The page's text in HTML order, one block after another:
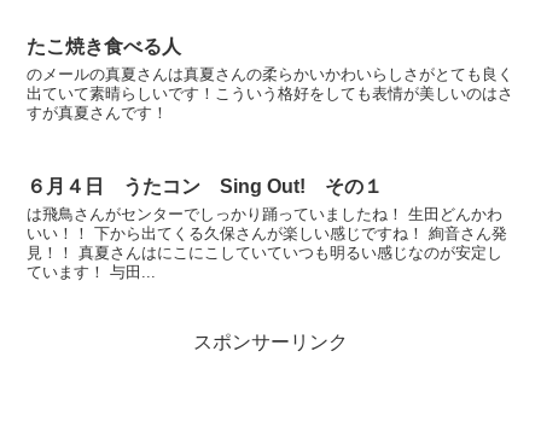
たこ焼き食べる人
のメールの真夏さんは真夏さんの柔らかいかわいらしさがとても良く
出ていて素晴らしいです！こういう格好をしても表情が美しいのはさ
すが真夏さんです！
６月４日 うたコン Sing Out! その１
は飛鳥さんがセンターでしっかり踊っていましたね！ 生田どんかわ
いい！！ 下から出てくる久保さんが楽しい感じですね！ 絢音さん発
見！！ 真夏さんはにこにこしていていつも明るい感じなのが安定し
ています！ 与田...
スポンサーリンク